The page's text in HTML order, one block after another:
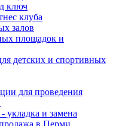
ключ
клуба
залов
площадок и
детских и спортивных
для проведения
укладка и замена
в Перми